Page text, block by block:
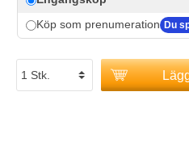
Köp som prenumeration Du